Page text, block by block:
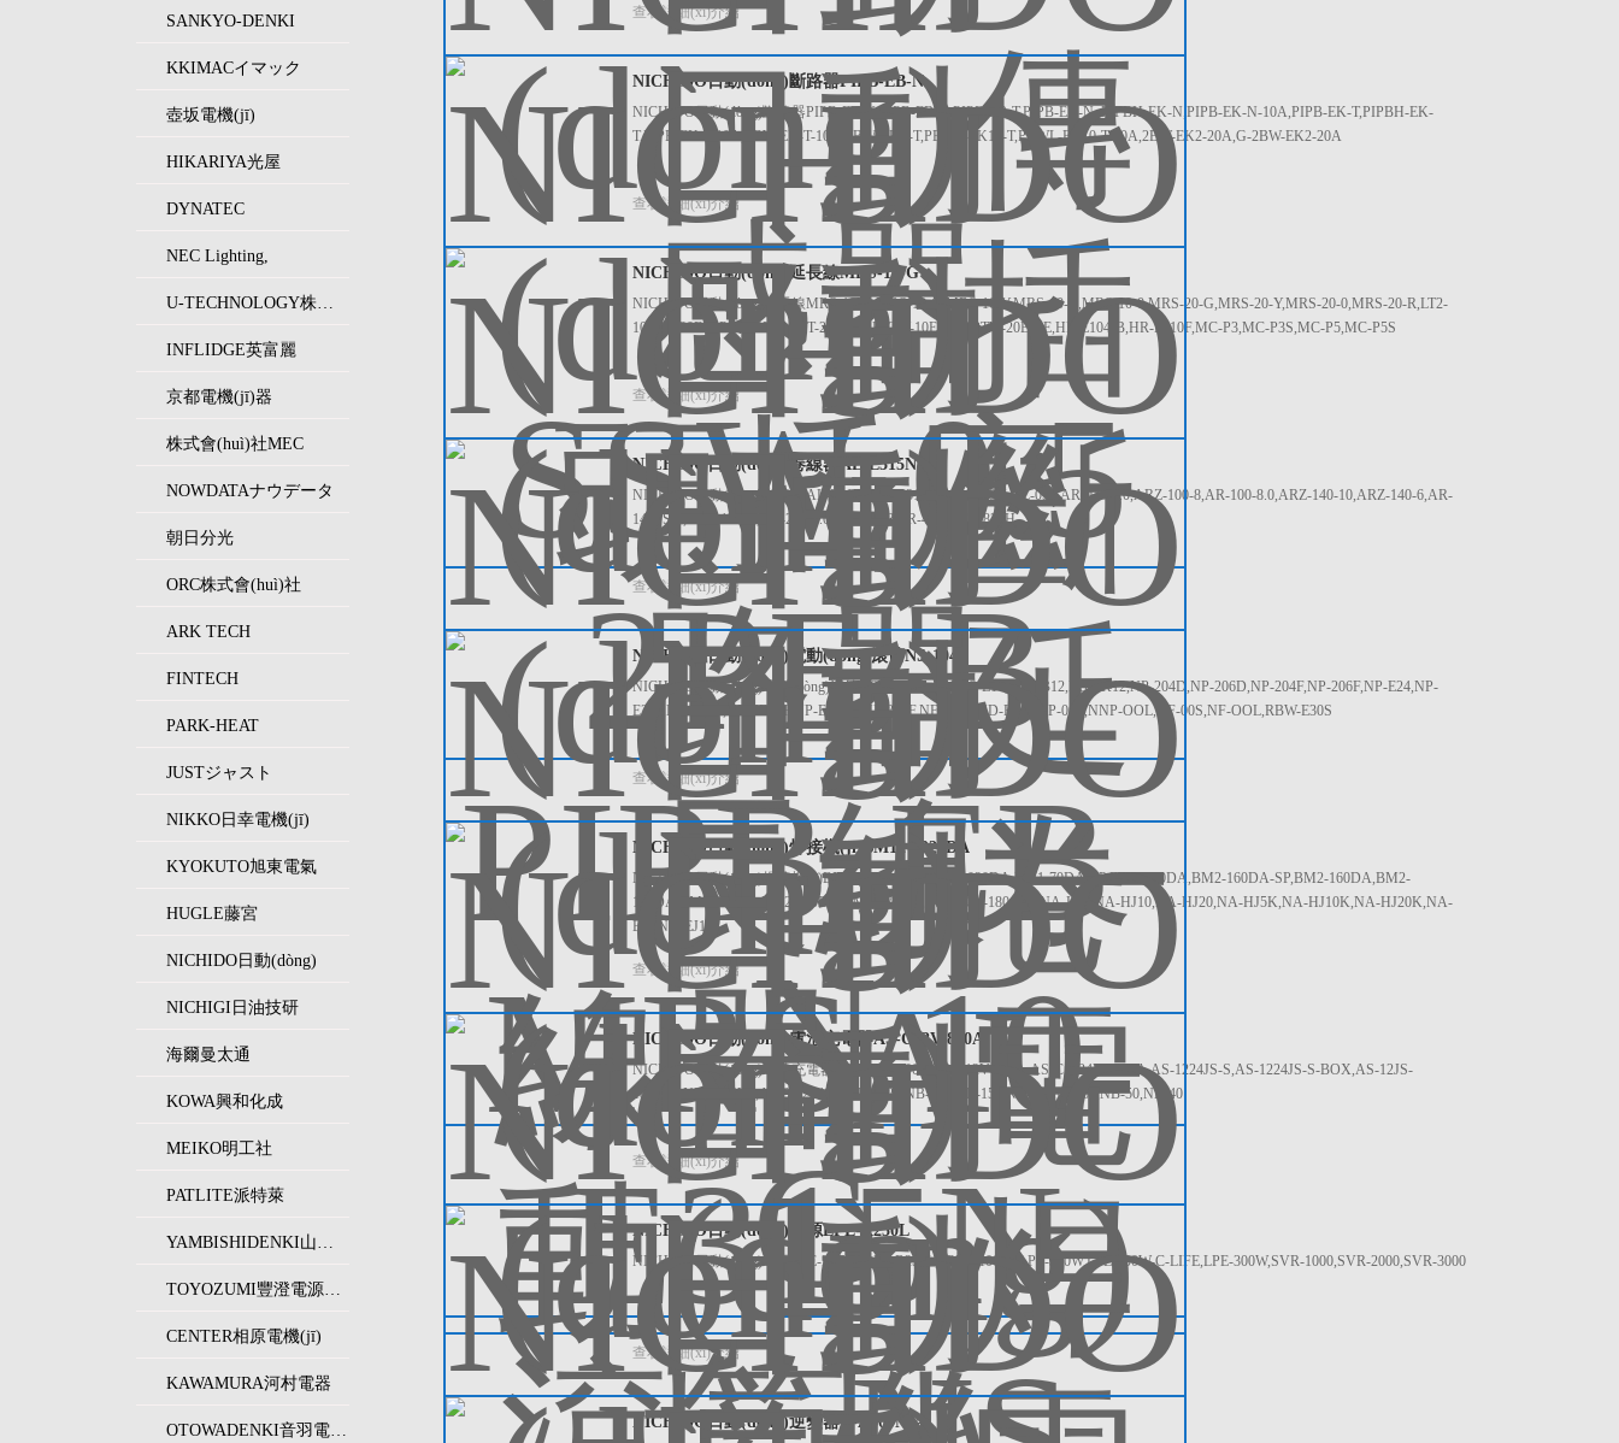
SANKYO-DENKI
KKIMACイマック
壺坂電機(jī)
HIKARIYA光屋
DYNATEC
NEC Lighting,
U-TECHNOLOGY株式會(huì)社
INFLIDGE英富麗
京都電機(jī)器
株式會(huì)社MEC
NOWDATAナウデータ
朝日分光
ORC株式會(huì)社
ARK TECH
FINTECH
PARK-HEAT
JUSTジャスト
NIKKO日幸電機(jī)
KYOKUTO旭東電氣
HUGLE藤宮
NICHIDO日動(dòng)
NICHIGI日油技研
海爾曼太通
KOWA興和化成
MEIKO明工社
PATLITE派特萊
YAMBISHIDENKI山菱電機(jī)
TOYOZUMI豐澄電源機(jī)器
CENTER相原電機(jī)
KAWAMURA河村電器
OTOWADENKI音羽電機(jī)工業(yè)
查看詳細(xì)介紹
NICHIDO日動(dòng)斷路器PIPB-EB-N
NICHIDO日動(dòng)斷路器PIPB-EB-N PIPB-EB-N,PIPB-EB-T,PIPB-EK-N ,PIPBH-EK-N,PIPB-EK-N-10A,PIPB-EK-T,PIPBH-EK-
T,PIPB-EK-T-10A,PBW-EK-T-10A,PBWL-EK-T,PBWL-EK10-T,PBWL-EK10-T-10A,2BW-EK2-20A,G-2BW-EK2-20A
查看詳細(xì)介紹
NICHIDO日動(dòng)延長線MRS-10-G
NICHIDO日動(dòng)延長線MRS-10-G MRS-10-G,MRS-10-Y,MRS-10-R,MRS-10-0,MRS-20-G,MRS-20-Y,MRS-20-0,MRS-20-R,LT2-
10,PPT-20E-Y,PPT-20E-O,PPT-20E-GN,PPTW-10E-RE,PPTW-20E-RE,HR-E104-B,HR-E310F,MC-P3,MC-P3S,MC-P5,MC-P5S
查看詳細(xì)介紹
NICHIDO日動(dòng)卷線器AL-E315N
NICHIDO日動(dòng)卷線器AL-E315N AL-E315N,AL-E103N,AL-053,AR-045-5.0,ARZ-100-8,AR-100-8.0,ARZ-140-10,ARZ-140-6,AR-
140FS-8,AR-140-9.5,AR-250-8.0,ER-3515R,ER-421M,ER-820H
查看詳細(xì)介紹
NICHIDO日動(dòng)電動(dòng)滾筒NS-104
NICHIDO日動(dòng)電動(dòng)滾筒NS-104 NS-104,NS-E14,NS-EB12,NS-EK12,NP-204D,NP-206D,NP-204F,NP-206F,NP-E24,NP-
E24F,NP-EB24,NP-EB24F,NP-EK24F,NF-304F,NF-E34F,ND-E34F,NP-00L,NNP-OOL,NF-00S,NF-OOL,RBW-E30S
查看詳細(xì)介紹
NICHIDO日動(dòng)焊接機(jī)BM12-1020DA
NICHIDO日動(dòng)焊接機(jī)BM12-1020DA BM12-1020DA,BM1-70DA-SP,BM1-100DA,BM2-160DA-SP,BM2-160DA,BM2-
180DA,BM2-200DA,BM2-230DA,BM2-270DA,NA-440V-180A-N,NA-HJ5,NA-HJ10,NA-HJ20,NA-HJ5K,NA-HJ10K,NA-HJ20K,NA-
EJ5,NA-EJ10
查看詳細(xì)介紹
NICHIDO日動(dòng)電池充電器AS-C12V-800A
NICHIDO日動(dòng)電池充電器AS-C12V-800A AS-C12V-800A,AS-C1224V-2000A,AS-1224JS-S,AS-1224JS-S-BOX,AS-12JS-
18AH,ANB-1248V2,ANB-1224S,ANB-1224,NB-200,NB-150,NB-120,NB-60,NB-50,NB-40
查看詳細(xì)介紹
NICHIDO日動(dòng)電源LPE-R250L
NICHIDO日動(dòng)電源LPE-R250L LPE-R250L,LPE-R1000L,LPE-300W,LPE-300W-C-LIFE,LPE-300W,SVR-1000,SVR-2000,SVR-3000
查看詳細(xì)介紹
NICHIDO日動(dòng)逆變器R-A600N-A